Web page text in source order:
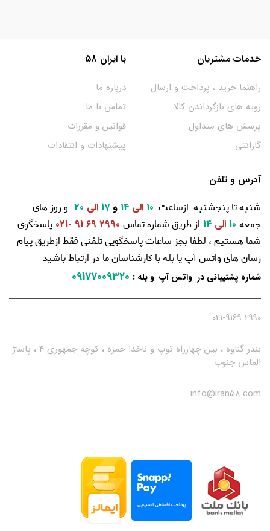
خدمات مشتریان
راهنما خرید ، پرداخت و ارسال
رویه های بازگرداندن کالا
پرسش های متداول
گارانتی
با ایران 58
درباره ما
تماس با ما
قوانین و مقررات
پیشنهادات و انتقادات
آدرس و تلفن
شنبه تا پنجشنبه ازساعت 10 الی و17 الی
و روز های
جمعه
الی از طریق شماره تماس 2990 69 91 -021
پاسخگوی
شما هستیم ، لطفا بجز ساعات پاسخگویی تلفنی فقط ازطریق پیام
رسان های واتس آپ یا بله با کارشناسان ما در ارتباط باشید
شماره پشتیبانی در واتس آپ و بله :
09177009320
2990 021-9169
بندر گناوه ، بین چهارراه توپ و ناخدا حمزه ، کوچه جمهوری 4 ، پاساژ
الماس جنوب
info@iran58.com